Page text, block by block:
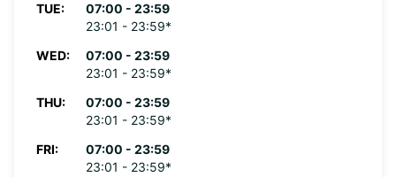
TUE:
07:00 - 23:59
23:01 - 23:59*
WED:
07:00 - 23:59
23:01 - 23:59*
THU:
07:00 - 23:59
23:01 - 23:59*
FRI:
07:00 - 23:59
23:01 - 23:59*